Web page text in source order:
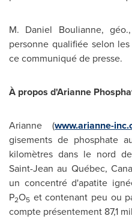
M. Daniel Boulianne,
personne qualifiée selon
ce communiqué de presse.
À propos d'Arianne
Arianne (www.arianne-
gisements de phosphate
kilomètres dans le nord
Saint-Jean au Québec,
un concentré d'apatite
P2O5 et contenant peu ou
compte présentement 87,1